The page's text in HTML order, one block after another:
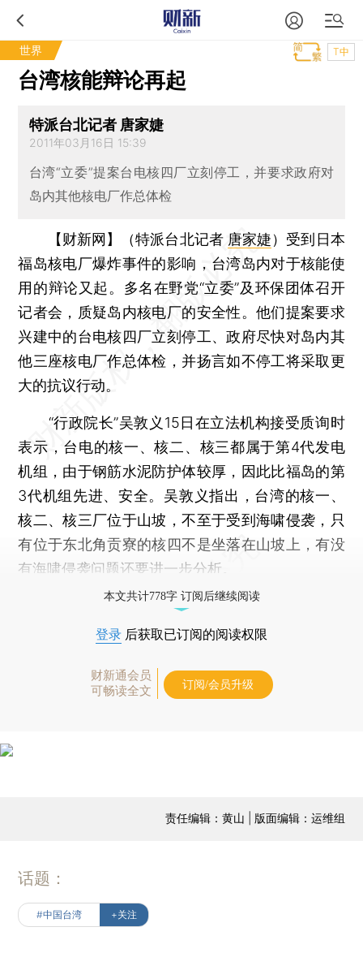
世界 T中
台湾核能辩论再起
特派台北记者 唐家婕
2011年03月16日 15:39
台湾“立委”提案台电核四厂立刻停工，并要求政府对
岛内其他核电厂作总体检
【财新网】（特派台北记者 唐家婕） 受到日本
福岛核电厂爆炸事件的影响，台湾岛内对于核能使
用的辩论又起。多名在野党“立委”及环保团体召开
记者会，质疑岛内核电厂的安全性。他们提案要求
兴建中的台电核四厂立刻停工、政府尽快对岛内其
他三座核电厂作总体检，并扬言如不停工将采取更
大的抗议行动。
“行政院长”吴敦义15日在立法机构接受质询时
表示，台电的核一、核二、核三都属于第4代发电
机组，由于钢筋水泥防护体较厚，因此比福岛的第
3代机组先进、安全。吴敦义指出，台湾的核一、
核二、核三厂位于山坡，不至于受到海啸侵袭，只
有位于东北角贡寮的核四不是坐落在山坡上，有没
有海啸侵袭问题还要进一步分析。
本文共计778字 订阅后继续阅读
登录 后获取已订阅的阅读权限
财新通会员
可畅读全文
订阅/会员升级
责任编辑：黄山 | 版面编辑：运维组
话题：
#中国台湾 +关注